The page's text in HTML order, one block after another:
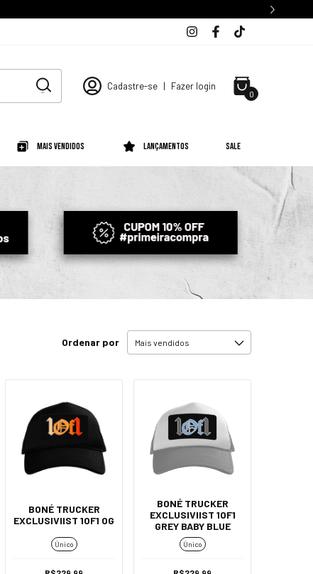
Cadastre-se | Fazer login
0
Mais Vendidos Lançamentos SALE
Ordenar por
BONÉ TRUCKER
EXCLUSIVIIST 1OF1 OG
Único
BONÉ TRUCKER
EXCLUSIVIIST 1OF1
GREY BABY BLUE
Único